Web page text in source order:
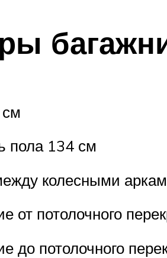
пола 134 см
колесными
от потолочного
до потолочного